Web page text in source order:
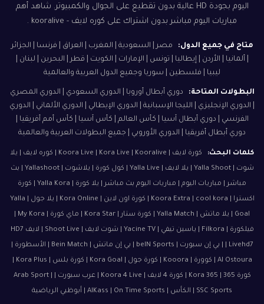
اليوم بجودة HD عالية بدون تقطيع على الجوال والكمبيوتر. شاهد أهم
مباريات اليوم مباشر بدون اشتراك على كوره لايف - kooralive .
متاح في جميع الدول:
مصر | السعودية | المغرب | العراق | فرنسا | الجزائر
| ألمانيا | الأردن | إيطاليا | تونس | الإمارات | الكويت | قطر | البحرين | لبنان |
ليبيا | فلسطين | سوريا وجميع الدول العربية والعالمية
البطولات المتاحة:
دوري أبطال أوروبا | الدوري السعودي | الدوري المصري
| الدوري الإنجليزي | الليجا الإسبانية | الدوري الإيطالي | الدوري الألماني | الدوري
الفرنسي | دوري أبطال آسيا | كأس العالم | كأس آسيا | كأس أمم أفريقيا |
دوري أبطال أفريقيا | الدوري الأوروبي | جميع البطولات العربية والعالمية
كلمات البحث:
كورة لايف | Koora Live | Kora Live | Kooralive | كوره لايف | يلا
شوت | Yalla Shoot | يلا لايف | Yalla Live | كول كورة | يلاشوت | Yallashoot | بث
مباشر | مباريات اليوم | مباريات اليوم بث مباشر | يلا كورة | Yalla Kora | كورة
اكسترا | Koora Extra | cool kora | كورة اون لاين | Kora Online | يلا جول | Yalla
فيلكورة | Filkora | ياسين تيفي | Yacine TV | شوت لايف | Shoot Live | لايف HD7
| Livehd7 | بي إن سبورت | beIN Sports | بي إن ماتش | Bein Match | الأسطورة |
كورة 365 | Kora 365 | كورة 4 لايف | Koora 4 Live | عرب سبورت | Arab Sport |
SSC Sports | الكأس | AlKass | On Time Sports | أبوظبي الرياضية